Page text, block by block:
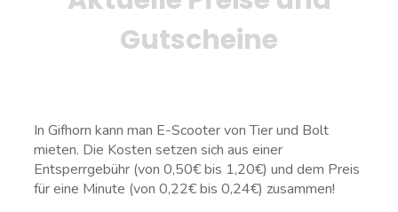
Gutscheine
In Gifhorn kann man E-Scooter von Tier und Bolt
mieten. Die Kosten setzen sich aus einer
Entsperrgebühr (von 0,50€ bis 1,20€) und dem Preis
für eine Minute (von 0,22€ bis 0,24€) zusammen!